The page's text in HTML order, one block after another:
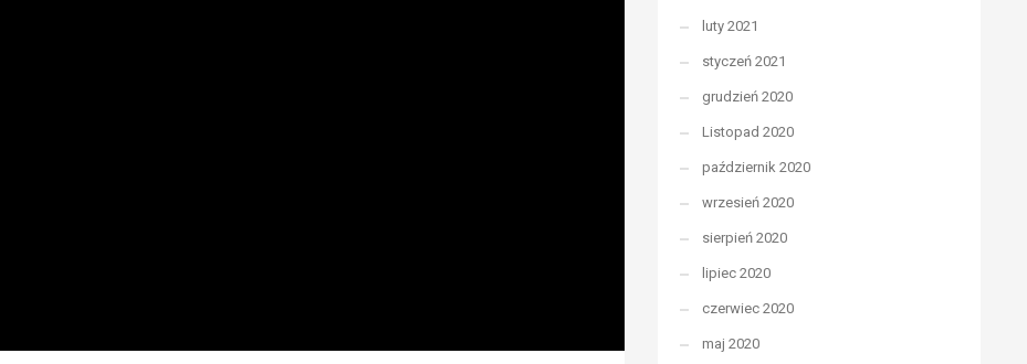
luty 2021
styczeń 2021
grudzień 2020
Listopad 2020
październik 2020
wrzesień 2020
sierpień 2020
lipiec 2020
czerwiec 2020
maj 2020